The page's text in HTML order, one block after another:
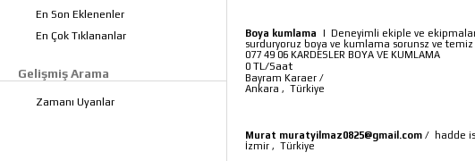
En Son Eklenenler
En Çok Tıklananlar
Gelişmiş Arama
Zamanı Uyanlar
Boya kumlama | Deneyimli ekiple ve
surduryoruz boya ve kumlama sorunsz ve temiz
077 49 06 KARDESLER BOYA VE KUMLAMA
0 TL/Saat
Bayram Karaer /
Ankara , Türkiye
Murat muratyilmaz0825@gmail.com /
hadde
İzmir , Türkiye